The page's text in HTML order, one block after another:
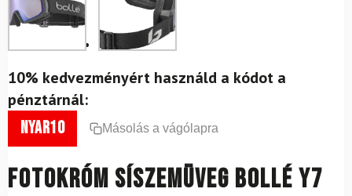
10% kedvezményért használd a kódot a
pénztárnál:
nyar10 Másolás a vágólapra
Fotokróm síszemüveg BOLLÉ Y7